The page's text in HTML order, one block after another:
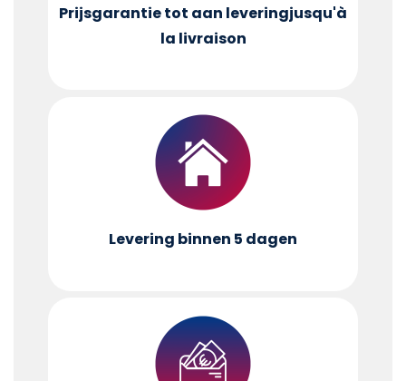
Prijsgarantie tot aan leveringjusqu'à
la livraison
Levering binnen 5 dagen